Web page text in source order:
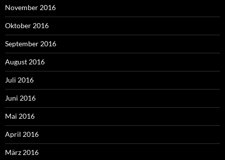
November 2016
Oktober 2016
September 2016
August 2016
Juli 2016
Juni 2016
Mai 2016
April 2016
März 2016